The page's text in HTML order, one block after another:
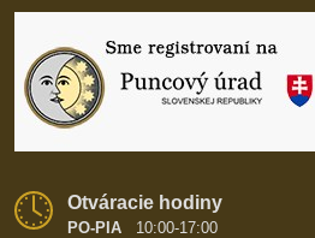
Otváracie hodiny
PO-PIA
10:00-17:00